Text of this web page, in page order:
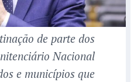
de parte dos
Nacional
e municípios que